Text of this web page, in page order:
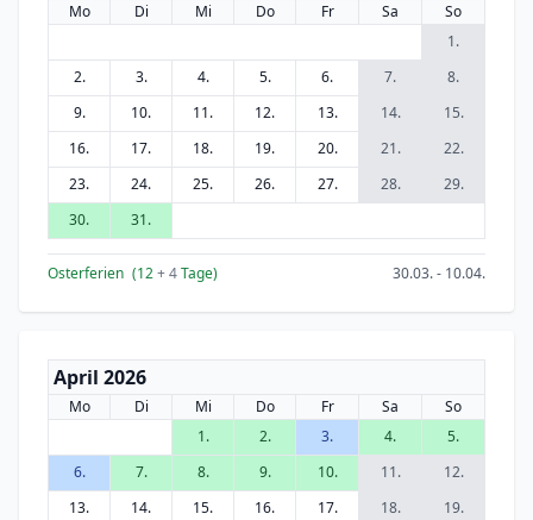
Mo Di Mi Do Fr Sa
So
1.
2.
3. 4. 5. 6. 7.
8.
9.
10. 11. 12. 13. 14.
15.
16.
17. 18. 19. 20. 21.
22.
23.
24. 25. 26. 27. 28.
29.
30.
31.
Osterferien (12+ 4Tage) 30.03. - 10.04.
April 2026
Mo Di Mi Do Fr Sa
So
1.
2. 3. 4.
5.
6.
7. 8. 9. 10. 11.
12.
13.
14. 15. 16. 17. 18.
19.